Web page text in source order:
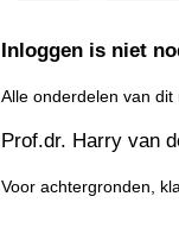
Inloggen is niet
Alle onderdelen van
Prof.dr. Harry van
Voor achtergronden,